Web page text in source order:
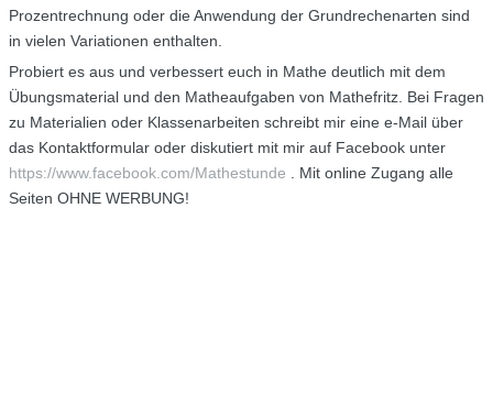
Prozentrechnung oder die Anwendung der Grundrechenarten sind
in vielen Variationen enthalten.
Probiert es aus und verbessert euch in Mathe deutlich mit dem
Übungsmaterial und den Matheaufgaben von Mathefritz. Bei Fragen
zu Materialien oder Klassenarbeiten schreibt mir eine e-Mail über
das Kontaktformular oder diskutiert mit mir auf Facebook unter
https://www.facebook.com/Mathestunde . Mit online Zugang alle
Seiten OHNE WERBUNG!